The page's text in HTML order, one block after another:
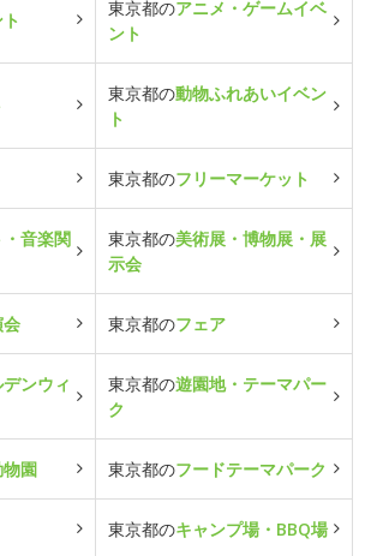
東京都のアニメ・ゲームイベ
ント
東京都の動物ふれあいイベン
ト
東京都のフリーマーケット
音楽関
東京都の美術展・博物展・展
示会
東京都のフェア
ンウィ
東京都の遊園地・テーマパー
ク
園 東京都のフードテーマパーク
東京都のキャンプ場・BBQ場